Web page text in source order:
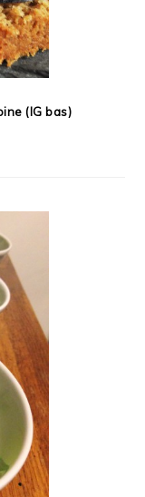
(IG bas)